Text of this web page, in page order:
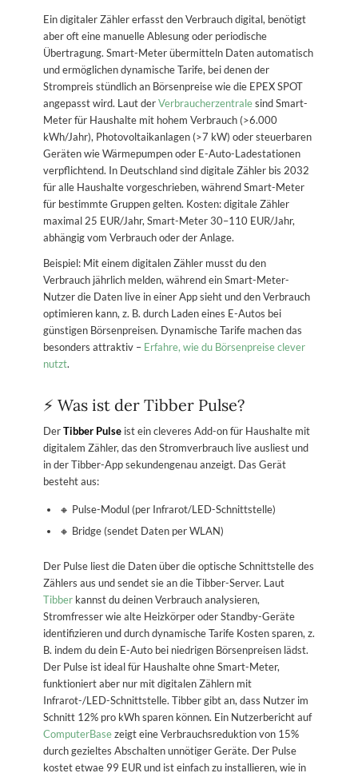
Ein digitaler Zähler erfasst den Verbrauch digital, benötigt
aber oft eine manuelle Ablesung oder periodische
Übertragung. Smart-Meter übermitteln Daten automatisch
und ermöglichen dynamische Tarife, bei denen der
Strompreis stündlich an Börsenpreise wie die EPEX SPOT
angepasst wird. Laut derVerbraucherzentralesind Smart-
Meter für Haushalte mit hohem Verbrauch (>6.000
kWh/Jahr), Photovoltaikanlagen (>7 kW) oder steuerbaren
Geräten wie Wärmepumpen oder E-Auto-Ladestationen
verpflichtend. In Deutschland sind digitale Zähler bis 2032
für alle Haushalte vorgeschrieben, während Smart-Meter
für bestimmte Gruppen gelten. Kosten: digitale Zähler
maximal 25 EUR/Jahr, Smart-Meter 30–110 EUR/Jahr,
abhängig vom Verbrauch oder der Anlage.
Beispiel: Mit einem digitalen Zähler musst du den
Verbrauch jährlich melden, während ein Smart-Meter-
Nutzer die Daten live in einer App sieht und den Verbrauch
optimieren kann, z. B. durch Laden eines E-Autos bei
günstigen Börsenpreisen. Dynamische Tarife machen das
besonders attraktiv – Erfahre, wie du Börsenpreise clever
nutzt.
⚡ Was ist der Tibber Pulse?
DerTibber Pulseist ein cleveres Add-on für Haushalte mit
digitalem Zähler, das den Stromverbrauch live ausliest und
in der Tibber-App sekundengenau anzeigt. Das Gerät
besteht aus:
🔸 Pulse-Modul (per Infrarot/LED-Schnittstelle)
🔸 Bridge (sendet Daten per WLAN)
Der Pulse liest die Daten über die optische Schnittstelle des
Zählers aus und sendet sie an die Tibber-Server. Laut
Tibberkannst du deinen Verbrauch analysieren,
Stromfresser wie alte Heizkörper oder Standby-Geräte
identifizieren und durch dynamische Tarife Kosten sparen, z.
B. indem du dein E-Auto bei niedrigen Börsenpreisen lädst.
Der Pulse ist ideal für Haushalte ohne Smart-Meter,
funktioniert aber nur mit digitalen Zählern mit
Infrarot-/LED-Schnittstelle. Tibber gibt an, dass Nutzer im
Schnitt 12% pro kWh sparen können. Ein Nutzerbericht auf
ComputerBasezeigt eine Verbrauchsreduktion von 15%
durch gezieltes Abschalten unnötiger Geräte. Der Pulse
kostet etwae 99 EUR und ist einfach zu installieren, wie in